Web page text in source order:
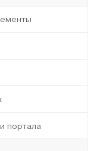
портала